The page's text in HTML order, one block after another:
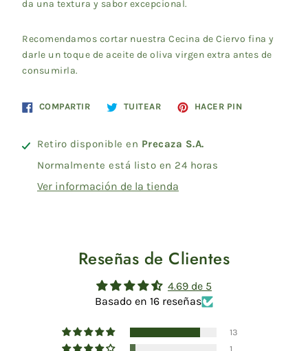
da una textura y sabor excepcional.
Recomendamos cortar nuestra Cecina de Ciervo fina y
darle un toque de aceite de oliva virgen extra antes de
consumirla.
COMPARTIRCompartir
Facebook
TUITEARTuitear
Twitter
HACER PIN
Retiro disponible en Precaza S.A.
Normalmente está listo en 24 horas
Ver información de la tienda
Reseñas de Clientes
4.69 de 5
Basado en 16 reseñas
13
1